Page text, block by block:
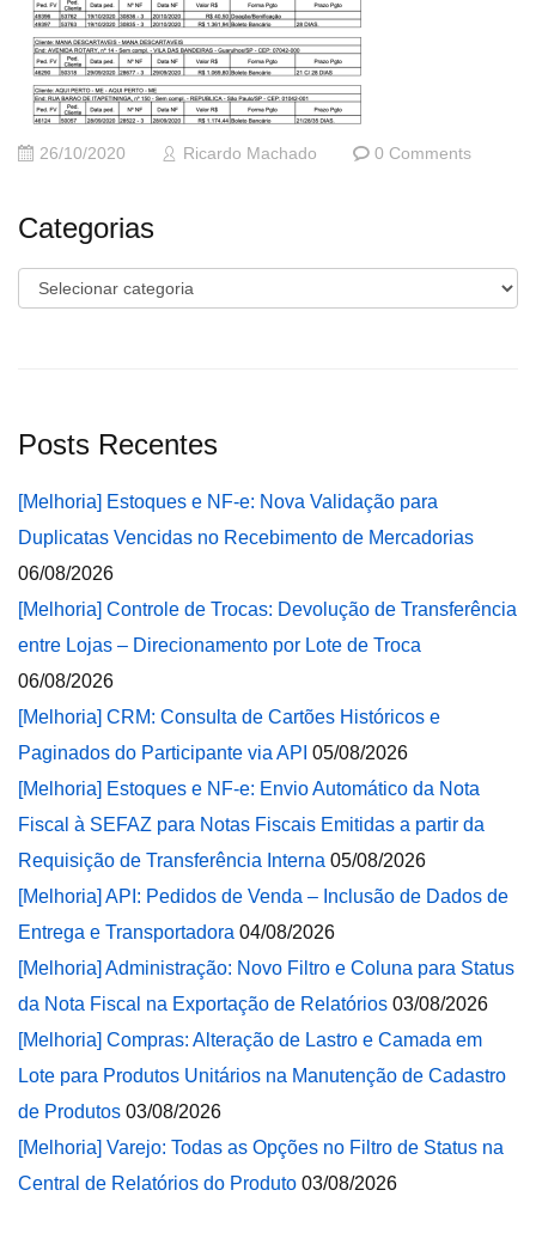
26/10/2020 Ricardo Machado 0 Comments
Categorias
Categorias
Posts Recentes
[Melhoria] Estoques e NF-e: Nova Validação para
Duplicatas Vencidas no Recebimento de Mercadorias
06/08/2026
[Melhoria] Controle de Trocas: Devolução de Transferência
entre Lojas – Direcionamento por Lote de Troca
06/08/2026
[Melhoria] CRM: Consulta de Cartões Históricos e
Paginados do Participante via API 05/08/2026
[Melhoria] Estoques e NF-e: Envio Automático da Nota
Fiscal à SEFAZ para Notas Fiscais Emitidas a partir da
Requisição de Transferência Interna 05/08/2026
[Melhoria] API: Pedidos de Venda – Inclusão de Dados de
Entrega e Transportadora 04/08/2026
[Melhoria] Administração: Novo Filtro e Coluna para Status
da Nota Fiscal na Exportação de Relatórios 03/08/2026
[Melhoria] Compras: Alteração de Lastro e Camada em
Lote para Produtos Unitários na Manutenção de Cadastro
de Produtos 03/08/2026
[Melhoria] Varejo: Todas as Opções no Filtro de Status na
Central de Relatórios do Produto 03/08/2026